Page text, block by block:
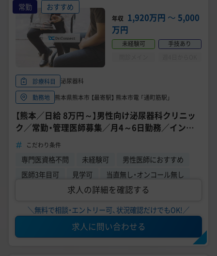
常勤 おすすめ
年収 1,920万円 〜 5,000
万円
未経験可
手技あり
診療科目
泌尿器科
勤務地
熊本県熊本市 【最寄駅】 熊本市電 「通町筋駅」
【熊本／日給 8万円～】男性向け泌尿器科クリニッ
ク／常勤・管理医師募集／月4～6日勤務／インセ
ンティブ支給・昇給あり
こだわり条件
専門医資格不問 未経験可
男性医師におすすめ
医師3年目可
見学可 当直無し・オンコール無し
求人の詳細を確認する
＼無料で相談・エントリー可、状況確認だけでもOK!／
求人に問い合わせる